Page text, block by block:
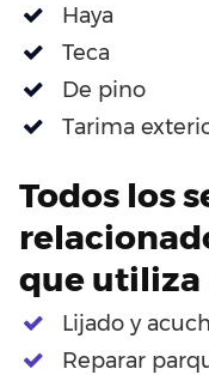
Haya
Teca
De pino
Tarima
Todos los
que utiliza
Lijado y
Reparar